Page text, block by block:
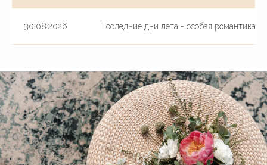
30.08.2026 Последние дни лета - особая романтика